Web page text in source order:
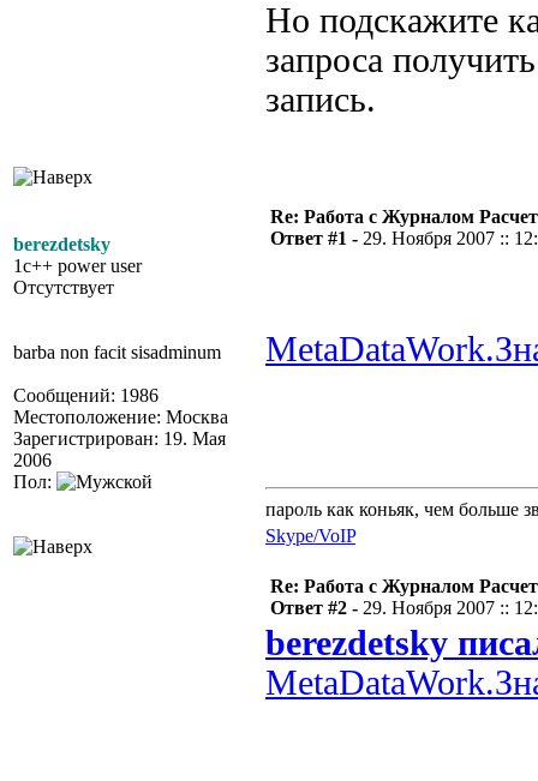
Но подскажите
запроса
запись.
berezdetsky
1c++ power user
Отсутствует
barba non facit sisadminum
Сообщений: 1986
Местоположение: Москва
Зарегистрирован: 19. Мая
2006
Пол:
Re: Работа с Журналом
Ответ #1 - 29. Ноября 2007 ::
пароль как коньяк, чем больше
Skype/VoIP
Re: Работа с Журналом
Ответ #2 - 29. Ноября 2007 ::
berezdetsky